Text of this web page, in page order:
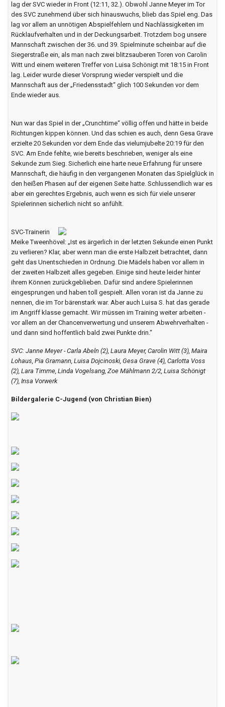
lag der SVC wieder in Front (12:11, 32.). Obwohl Janne Meyer im Tor
des SVC zunehmend über sich hinauswuchs, blieb das Spiel eng. Das
lag vor allem an unnötigen Abspielfehlern und Nachlässigkeiten im
Rücklaufverhalten und in der Deckungsarbeit. Trotzdem bog unsere
Mannschaft zwischen der 36. und 39. Spielminute scheinbar auf die
Siegerstraße ein, als man nach zwei blitzsauberen Toren von Carolin
Witt und einem weiteren Treffer von Luisa Schönigt mit 18:15 in Front
lag. Leider wurde dieser Vorsprung wieder verspielt und die
Mannschaft aus der „Friedensstadt“ glich 100 Sekunden vor dem
Ende wieder aus.
Nun war das Spiel in der „Crunchtime“ völlig offen und hätte in beide
Richtungen kippen können. Und das schien es auch, denn Gesa Grave
erzielte 20 Sekunden vor dem Ende das vielumjubelte 20:19 für den
SVC. Am Ende fehlte, wie bereits beschrieben, weniger als eine
Sekunde zum Sieg. Sicherlich eine harte neue Erfahrung für unsere
Mannschaft, die häufig in den vergangenen Monaten das Spielglück in
den heißen Phasen auf der eigenen Seite hatte. Schlussendlich war es
aber ein gerechtes Ergebnis, auch wenn es sich für viele unserer
Spielerinnen sicherlich nicht so anfühlt.
SVC-Trainerin
Meike Tweenhövel: „Ist es ärgerlich in der letzten Sekunde einen Punkt
zu verlieren? Klar, aber wenn man die erste Halbzeit betrachtet, dann
geht das Unentschieden in Ordnung. Die Mädels haben vor allem in
der zweiten Halbzeit alles gegeben. Einige sind heute leider hinter
ihrem Können zurückgeblieben. Dafür sind andere Spielerinnen
eingesprungen und haben toll gespielt. Allen voran ist da Janne zu
nennen, die im Tor bärenstark war. Aber auch Luisa S. hat das gerade
im Angriff klasse gemacht. Wir müssen im Training weiter arbeiten -
vor allem an der Chancenverwertung und unserem Abwehrverhalten -
und dann sind hoffentlich bald zwei Punkte drin.“
SVC: Janne Meyer - Carla Abeln (2), Laura Meyer, Carolin Witt (3), Maira
Lohaus, Pia Gramann, Luisa Dojcinoski, Gesa Grave (4), Carlotta Voss
(2), Lara Timme, Linda Vogelsang, Zoe Mählmann 2/2, Luisa Schönigt
(7), Insa Vorwerk
Bildergalerie C-Jugend (von Christian Bien)